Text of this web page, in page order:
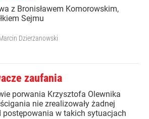
z Bronisławem Komorowskim,
Sejmu
Dzierżanowski
zaufania
porwania Krzysztofa Olewnika
nie zrealizowały żadnej
postępowania w takich sytuacjach